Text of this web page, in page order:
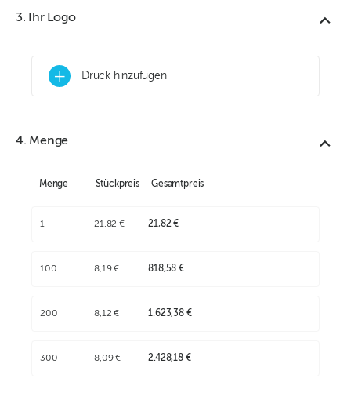
3. Ihr Logo
+ Druck hinzufügen
4. Menge
Menge Stückpreis Gesamtpreis
1 21,82 € 21,82 €
100 8,19 € 818,58 €
200 8,12 € 1.623,38 €
300 8,09 € 2.428,18 €